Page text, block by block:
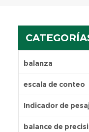
balanza
escala de conteo
Indicador de
balance de